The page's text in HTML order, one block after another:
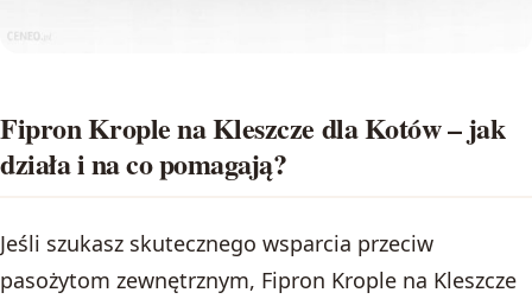
Fipron Krople na Kleszcze dla Kotów – jak
działa i na co pomagają?
Jeśli szukasz skutecznego wsparcia przeciw
pasożytom zewnętrznym, Fipron Krople na Kleszcze